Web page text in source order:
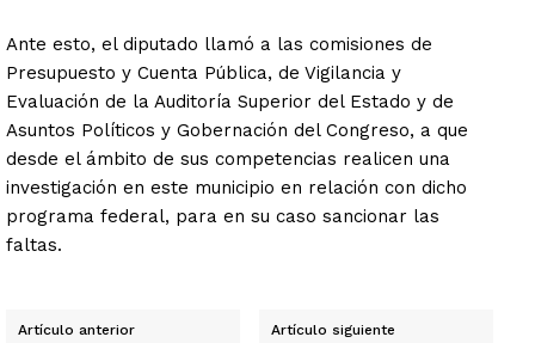
Ante esto, el diputado llamó a las comisiones de
Presupuesto y Cuenta Pública, de Vigilancia y
Evaluación de la Auditoría Superior del Estado y de
Asuntos Políticos y Gobernación del Congreso, a que
desde el ámbito de sus competencias realicen una
investigación en este municipio en relación con dicho
programa federal, para en su caso sancionar las
faltas.
Artículo anterior Artículo siguiente